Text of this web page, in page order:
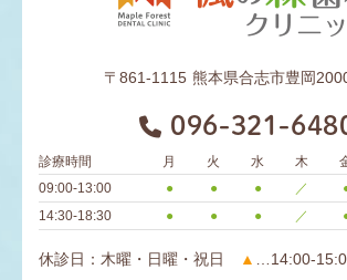
〒861-1115 熊本県合志市豊岡
096-321-
診療時間 月 火 水 木
09:00-13:00
● ● ● ／
14:30-18:30
● ● ● ／
休診日：木曜・日曜・祝日 ▲
…14:00-